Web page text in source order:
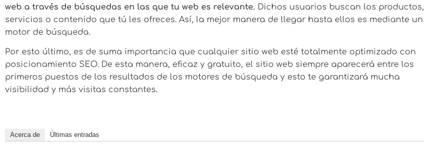
web a través de búsquedas en las que tu web es relevante. Dichos usuarios buscan los productos,
servicios o contenido que tú les ofreces. Así, la mejor manera de llegar hasta ellos es mediante un
motor de búsqueda.
Por esto último, es de suma importancia que cualquier sitio web esté totalmente optimizado con
posicionamiento SEO. De esta manera, eficaz y gratuito, el sitio web siempre aparecerá entre los
primeros puestos de los resultados de los motores de búsqueda y esto te garantizará mucha
visibilidad y más visitas constantes.
Acerca de Últimas entradas